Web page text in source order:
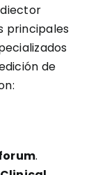
principales
de
.